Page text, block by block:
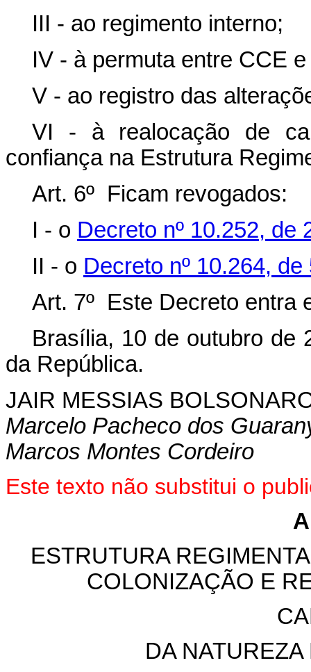
III - ao regimento interno;
IV - à permuta entre CCE
V - ao registro das
VI - à realocação de
confiança na Estrutura
Art. 6º Ficam revogados:
I - o Decreto nº 10.252, de
II - o Decreto nº 10.264,
Art. 7º Este Decreto entra
Brasília, 10 de outubro de
da República.
JAIR MESSIAS
Marcelo Pacheco dos
Marcos Montes Cordeiro
Este texto não substitui o
ESTRUTURA
COLONIZAÇÃO E
DA